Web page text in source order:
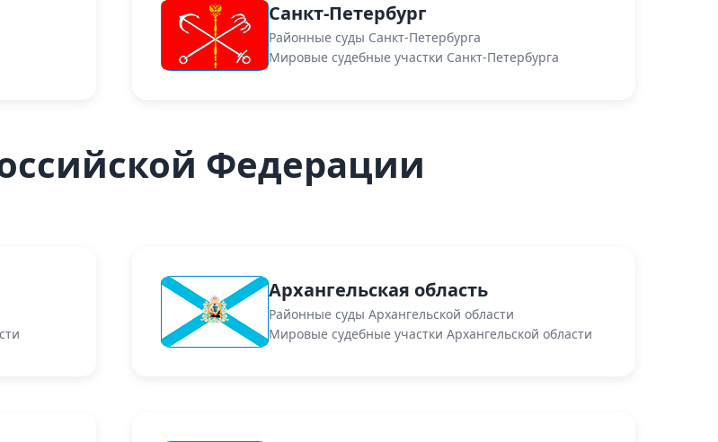
Санкт-Петербург
Районные суды Санкт-Петербурга
Мировые судебные участки Санкт-Петербурга
Федерации
Архангельская область
Районные суды Архангельской области
Мировые судебные участки Архангельской области